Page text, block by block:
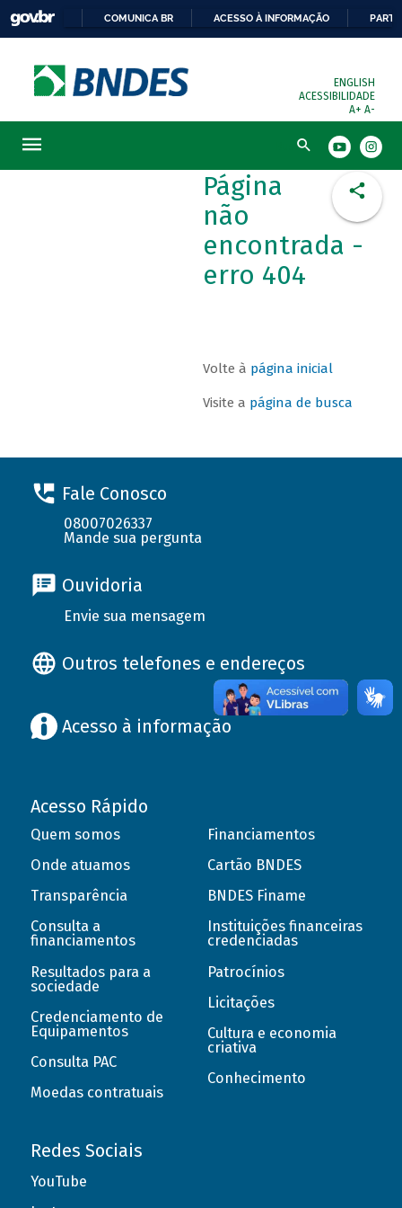
COMUNICA BR ACESSO À INFORMAÇÃO
ENGLISH
ACESSIBILIDADE
A+ A-
Busca
Página
não
encontrada -
erro 404
Volte à página inicial
Visite a página de busca
Fale Conosco
08007026337
Mande sua pergunta
Ouvidoria
Envie sua mensagem
Outros telefones e endereços
Acesso à informação
Acesso Rápido
Quem somos
Onde atuamos
Transparência
Consulta a
financiamentos
Resultados para a
sociedade
Credenciamento de
Equipamentos
Consulta PAC
Moedas contratuais
Financiamentos
Cartão BNDES
BNDES Finame
Instituições financeiras
credenciadas
Patrocínios
Licitações
Cultura e economia
criativa
Conhecimento
Redes Sociais
YouTube